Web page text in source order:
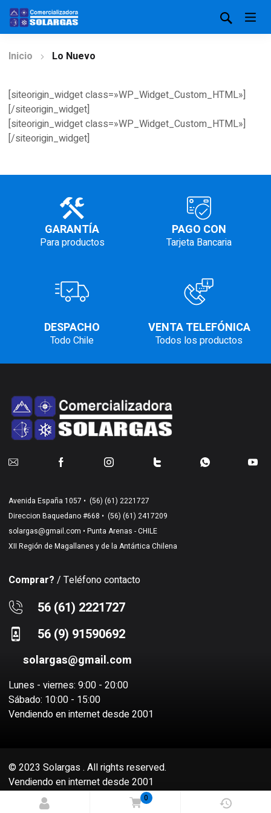
0
Inicio Lo Nuevo
[siteorigin_widget class=»WP_Widget_Custom_HTML»]
[/siteorigin_widget]
[siteorigin_widget class=»WP_Widget_Custom_HTML»]
[/siteorigin_widget]
GARANTÍA
Para productos
PAGO CON
Tarjeta Bancaria
DESPACHO
Todo Chile
VENTA TELEFÓNICA
Todos los productos
Avenida España 1057 • (56) (61) 2221727
Direccion Baquedano #668 • (56) (61) 2417209
solargas@gmail.com • Punta Arenas - CHILE
XII Región de Magallanes y de la Antártica Chilena
Comprar? / Teléfono contacto
56 (61) 2221727
56 (9) 91590692
solargas@gmail.com
Lunes - viernes: 9:00 - 20:00
Sábado: 10:00 - 15:00
Vendiendo en internet desde 2001
© 2023 Solargas . All rights reserved.
Vendiendo en internet desde 2001
Sitio desarrollado por
Socio Virtual SPA